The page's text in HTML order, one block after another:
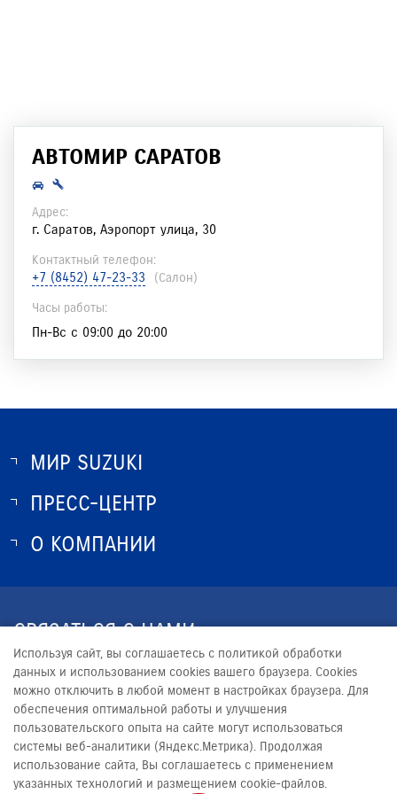
АВТОМИР САРАТОВ
Адрес:
г. Саратов, Аэропорт улица, 30
Контактный телефон:
+7 (8452) 47-23-33
(салон)
Часы работы:
Пн-Вс с 09:00 до 20:00
МИР SUZUKI
О SUZUKI
ОПТОВЫЕ ПРОДАЖИ ЗАПЧАСТЕЙ
ПРЕСС-ЦЕНТР
НОВОСТИ
О КОМПАНИИ
СВЯЗАТЬСЯ С НАМИ
+7 (8452) 47-23-33
PROMO@AVTOMIR.RU
© 2026
Используя сайт, вы соглашаетесь с политикой обработки
данных и использованием cookies вашего браузера. Cookies
можно отключить в любой момент в настройках браузера. Для
обеспечения оптимальной работы и улучшения
пользовательского опыта на сайте могут использоваться
системы веб-аналитики (Яндекс.Метрика). Продолжая
использование сайта, Вы соглашаетесь с применением
указанных технологий и размещением cookie-файлов.